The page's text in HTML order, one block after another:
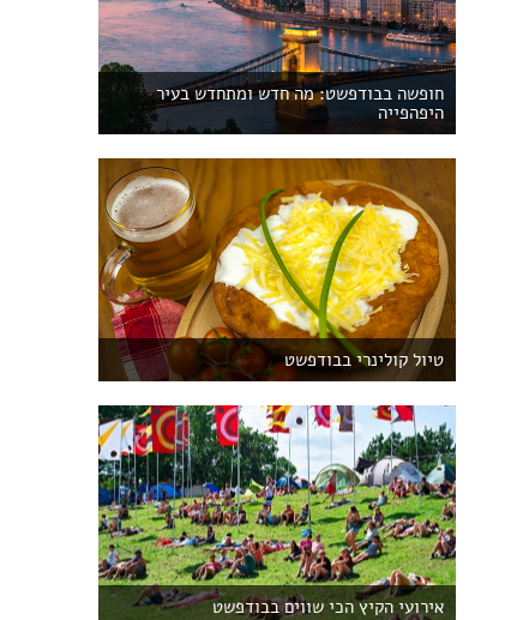
חופשה בבודפשט: מה חדש ומתחדש בעיר
היפהפייה
טיול קולינרי בבודפשט
אירועי הקיץ הכי שווים בבודפשט